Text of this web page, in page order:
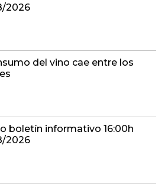
del vino cae entre los
boletín informativo 16:00h
para el arranque de la II Vuelta
a Castilla-La Mancha